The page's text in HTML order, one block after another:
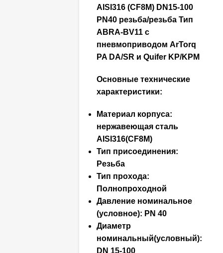
AISI316 (CF8M) DN15-100
PN40 резьба/резьба Тип
ABRA-BV11 с
пневмоприводом ArTorq
PA DA/SR и Quifer KP/KPM
Основные технические
характеристики:
Материал корпуса:
нержавеющая сталь
AISI316(CF8M)
Тип присоединения:
Резьба
Тип прохода:
Полнопроходной
Давление номинальное
(условное): РN 40
Диаметр
номинальный(условный):
DN 15-100